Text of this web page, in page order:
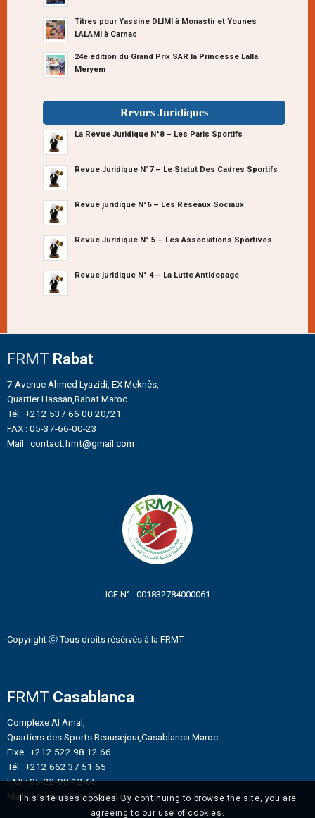
Titres pour Yassine DLIMI à Monastir et Younes
LALAMI à Carnac
24e édition du Grand Prix SAR la Princesse Lalla
Meryem
Revues Juridiques
La Revue Juridique N°8 – Les Paris Sportifs
Revue Juridique N°7 – Le Statut Des Cadres Sportifs
Revue juridique N°6 – Les Réseaux Sociaux
Revue Juridique N° 5 – Les Associations Sportives
Revue juridique N° 4 – La Lutte Antidopage
FRMT Rabat
7 Avenue Ahmed Lyazidi, EX Meknès,
Quartier Hassan,Rabat Maroc.
Tél : +212 537 66 00 20/21
FAX : 05-37-66-00-23
Mail : contact.frmt@gmail.com
ICE N° : 001832784000061
Copyright ⓒ Tous droits résérvés à la FRMT
FRMT Casablanca
Complexe Al Amal,
Quartiers des Sports Beausejour,Casablanca Maroc.
Fixe : +212 522 98 12 66
Tél : +212 662 37 51 65
FAX : 05-22-98-12-65
Mail : frmtennisinfo@gmail.com
This site uses cookies. By continuing to browse the site, you are
agreeing to our use of cookies.